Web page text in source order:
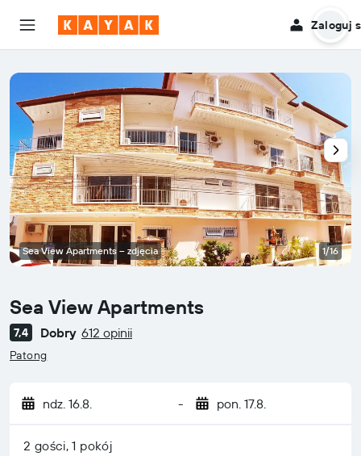
Zaloguj
Sea View Apartments
0-gwiazdkowy
7,4 Dobry 612 opinii
Patong
ndz. 16.8. - pon. 17.8.
2 gości, 1 pokój
Sea View Apartments – zdjęcia 1/16